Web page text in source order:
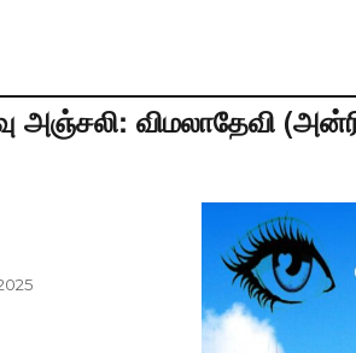
அஞ்சலி: விமலாதேவி